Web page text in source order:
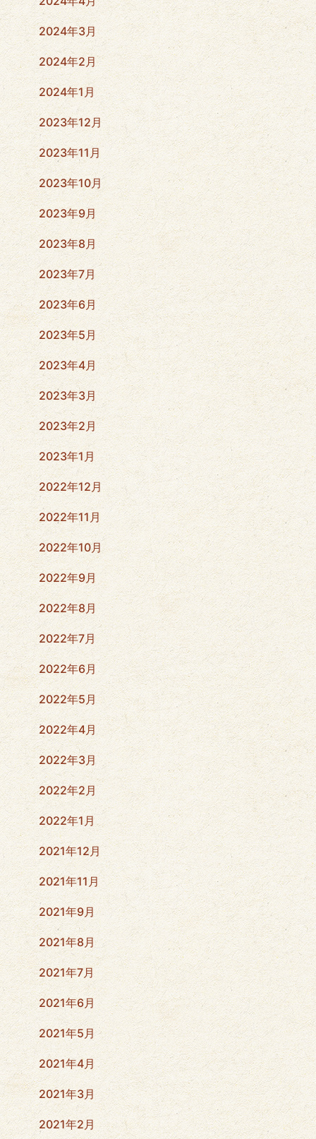
2024年3月
2024年2月
2024年1月
2023年12月
2023年11月
2023年10月
2023年9月
2023年8月
2023年7月
2023年6月
2023年5月
2023年4月
2023年3月
2023年2月
2023年1月
2022年12月
2022年11月
2022年10月
2022年9月
2022年8月
2022年7月
2022年6月
2022年5月
2022年4月
2022年3月
2022年2月
2022年1月
2021年12月
2021年11月
2021年9月
2021年8月
2021年7月
2021年6月
2021年5月
2021年4月
2021年3月
2021年2月